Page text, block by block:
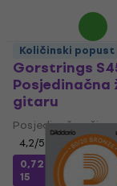
Gorstrings
Posjedinačna
gitaru
Posjedinačna
4,2/5
0,72 €s kodom
15
Količinski popust